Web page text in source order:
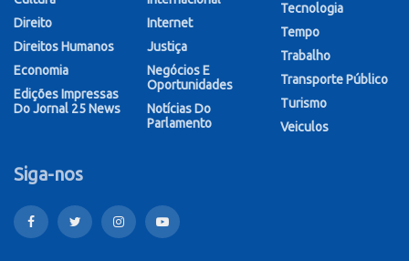
Direito
Direitos Humanos
Economia
Edições Impressas
Do Jornal 25 News
Internet
Justiça
Negócios E
Oportunidades
Notícias Do
Parlamento
Tecnologia
Tempo
Trabalho
Transporte Público
Turismo
Veiculos
Siga-nos